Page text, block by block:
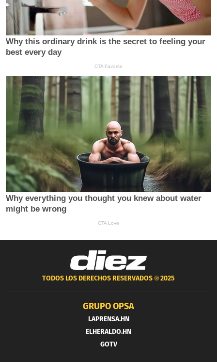
TODOS LOS DERECHOS RESERVADOS ®2025
GRUPO OPSA
LAPRENSA.HN
ELHERALDO.HN
GOTV